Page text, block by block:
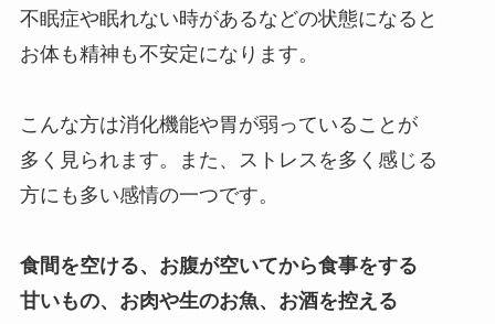
不眠症や眠れない時があるなどの状態になると
お体も精神も不安定になります。
こんな方は消化機能や胃が弱っていることが
多く見られます。また、ストレスを多く感じる
方にも多い感情の一つです。
食間を空ける、お腹が空いてから食事をする
甘いもの、お肉や生のお魚、お酒を控える